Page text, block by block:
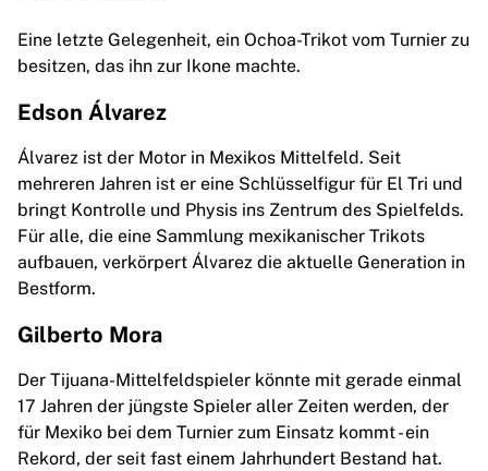
Eine letzte Gelegenheit, ein Ochoa-Trikot vom Turnier zu
besitzen, das ihn zur Ikone machte.
Edson Álvarez
Álvarez ist der Motor in Mexikos Mittelfeld. Seit
mehreren Jahren ist er eine Schlüsselfigur für El Tri und
bringt Kontrolle und Physis ins Zentrum des Spielfelds.
Für alle, die eine Sammlung mexikanischer Trikots
aufbauen, verkörpert Álvarez die aktuelle Generation in
Bestform.
Gilberto Mora
Der Tijuana-Mittelfeldspieler könnte mit gerade einmal
17 Jahren der jüngste Spieler aller Zeiten werden, der
für Mexiko bei dem Turnier zum Einsatz kommt - ein
Rekord, der seit fast einem Jahrhundert Bestand hat.